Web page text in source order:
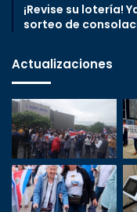
¡Revise su lotería!
sorteo de
Actualizaciones